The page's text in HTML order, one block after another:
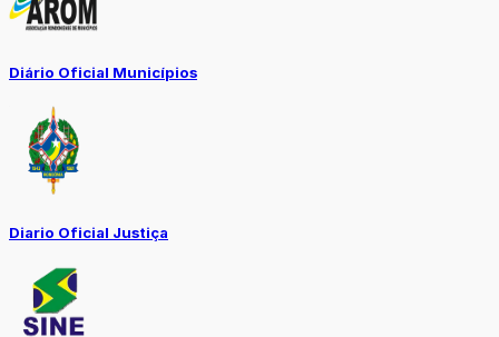
Diário Oficial Municípios
Diario Oficial Justiça